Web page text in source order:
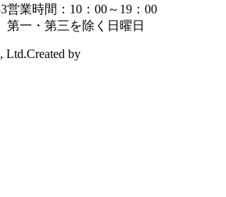
営業時間：10：00～19：00
第一・第三を除く日曜日
Ltd.Created by